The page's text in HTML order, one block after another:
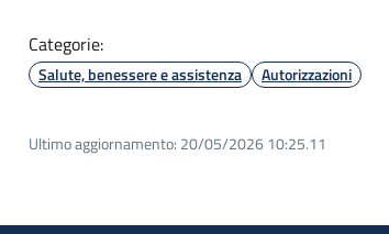
Categorie:
Salute, benessere e assistenza Autorizzazioni
Ultimo aggiornamento: 20/05/2026 10:25.11